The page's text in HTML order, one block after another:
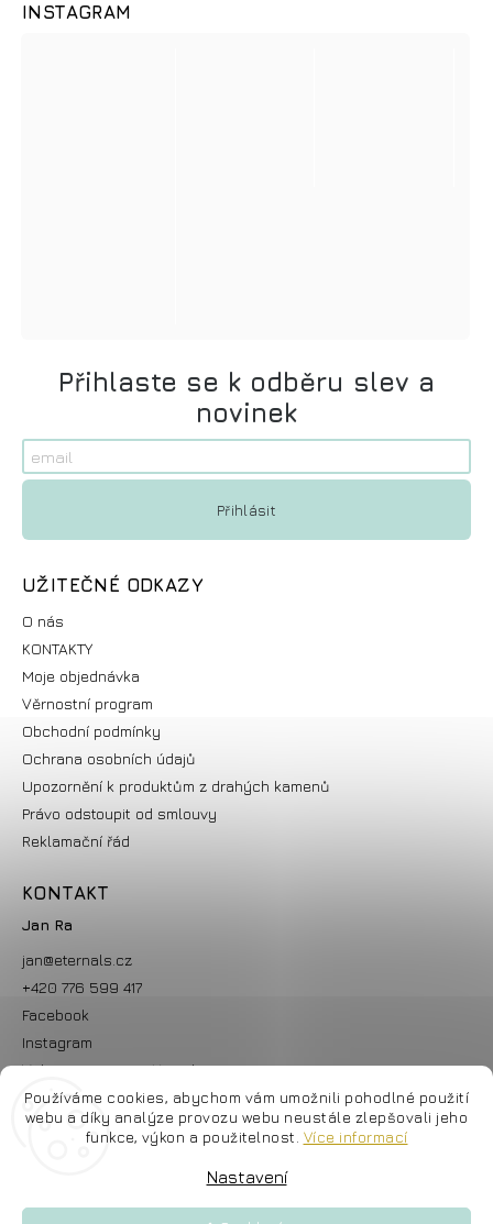
Používáme cookies, abychom vám umožnili pohodlné použití
webu a díky analýze provozu webu neustále zlepšovali jeho
funkce, výkon a použitelnost. Více informací
Nastavení
Přihlaste se k odběru slev a
novinek
UŽITEČNÉ ODKAZY
O nás
KONTAKTY
Moje objednávka
Věrnostní program
Obchodní podmínky
Ochrana osobních údajů
Upozornění k produktům z drahých kamenů
Právo odstoupit od smlouvy
Reklamační řád
KONTAKT
Jan Ra
jan@eternals.cz
+420 776 599 417
Facebook
Instagram
Videa ZDARMA na Youtube
INSTAGRAM